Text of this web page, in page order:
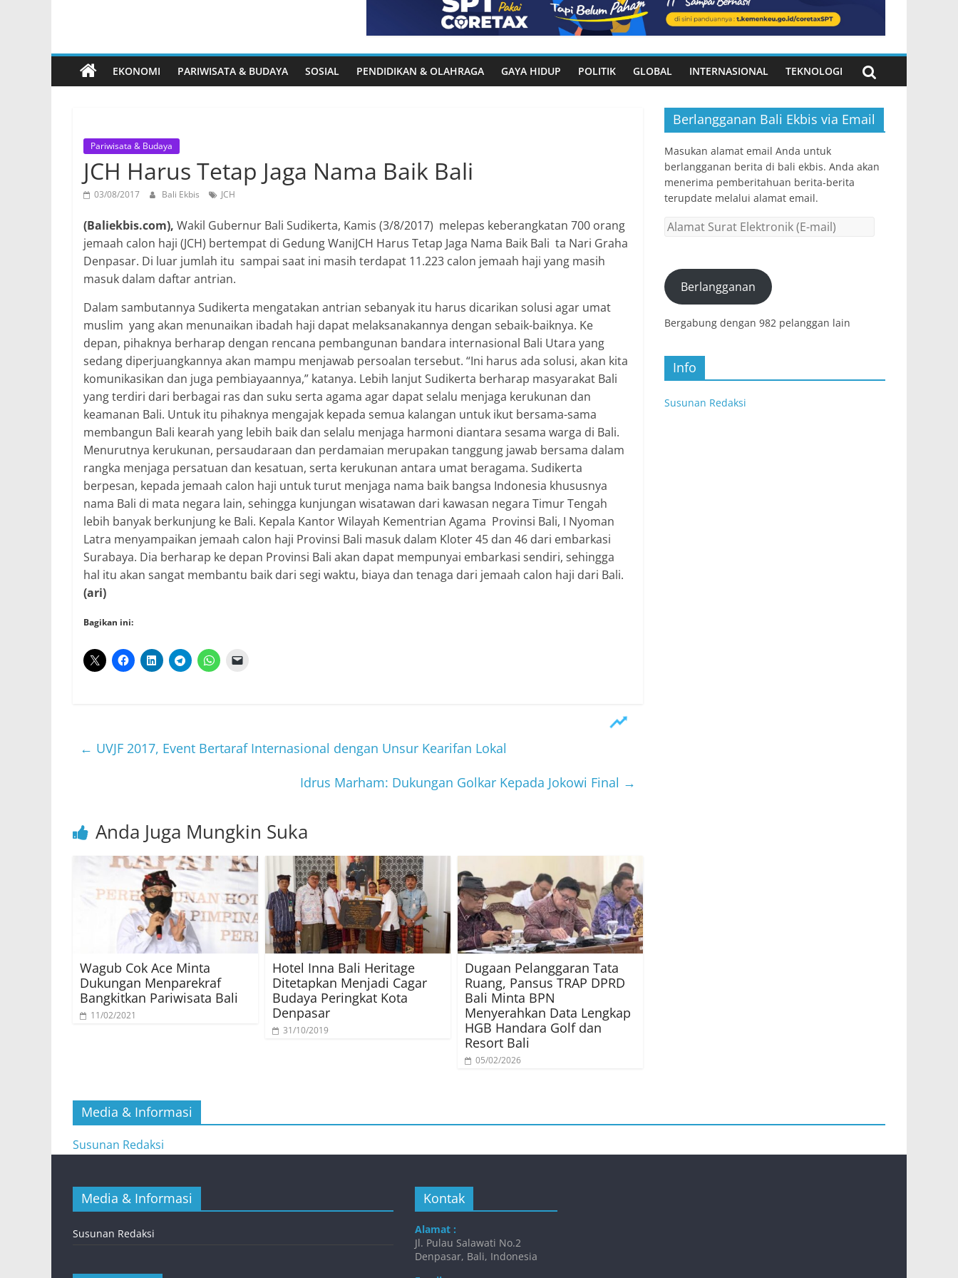
EKONOMI PARIWISATA & BUDAYA SOSIAL PENDIDIKAN & OLAHRAGA GAYA HIDUP POLITIK GLOBAL INTERNASIONAL TEKNOLOGI
Pariwisata & Budaya
JCH Harus Tetap Jaga Nama Baik Bali
03/08/2017 Bali Ekbis JCH
(Baliekbis.com), Wakil Gubernur Bali Sudikerta, Kamis (3/8/2017) melepas keberangkatan 700 orang
jemaah calon haji (JCH) bertempat di Gedung WaniJCH Harus Tetap Jaga Nama Baik Bali ta Nari Graha
Denpasar. Di luar jumlah itu sampai saat ini masih terdapat 11.223 calon jemaah haji yang masih
masuk dalam daftar antrian.
Dalam sambutannya Sudikerta mengatakan antrian sebanyak itu harus dicarikan solusi agar umat
muslim yang akan menunaikan ibadah haji dapat melaksanakannya dengan sebaik-baiknya. Ke
depan, pihaknya berharap dengan rencana pembangunan bandara internasional Bali Utara yang
sedang diperjuangkannya akan mampu menjawab persoalan tersebut. “Ini harus ada solusi, akan kita
komunikasikan dan juga pembiayaannya,” katanya. Lebih lanjut Sudikerta berharap masyarakat Bali
yang terdiri dari berbagai ras dan suku serta agama agar dapat selalu menjaga kerukunan dan
keamanan Bali. Untuk itu pihaknya mengajak kepada semua kalangan untuk ikut bersama-sama
membangun Bali kearah yang lebih baik dan selalu menjaga harmoni diantara sesama warga di Bali.
Menurutnya kerukunan, persaudaraan dan perdamaian merupakan tanggung jawab bersama dalam
rangka menjaga persatuan dan kesatuan, serta kerukunan antara umat beragama. Sudikerta
berpesan, kepada jemaah calon haji untuk turut menjaga nama baik bangsa Indonesia khususnya
nama Bali di mata negara lain, sehingga kunjungan wisatawan dari kawasan negara Timur Tengah
lebih banyak berkunjung ke Bali. Kepala Kantor Wilayah Kementrian Agama Provinsi Bali, I Nyoman
Latra menyampaikan jemaah calon haji Provinsi Bali masuk dalam Kloter 45 dan 46 dari embarkasi
Surabaya. Dia berharap ke depan Provinsi Bali akan dapat mempunyai embarkasi sendiri, sehingga
hal itu akan sangat membantu baik dari segi waktu, biaya dan tenaga dari jemaah calon haji dari Bali.
(ari)
Bagikan ini:
← UVJF 2017, Event Bertaraf Internasional dengan Unsur Kearifan Lokal
Idrus Marham: Dukungan Golkar Kepada Jokowi Final →
Anda Juga Mungkin Suka
Wagub Cok Ace Minta
Dukungan Menparekraf
Bangkitkan Pariwisata Bali
11/02/2021
Hotel Inna Bali Heritage
Ditetapkan Menjadi Cagar
Budaya Peringkat Kota
Denpasar
31/10/2019
Dugaan Pelanggaran Tata
Ruang, Pansus TRAP DPRD
Bali Minta BPN
Menyerahkan Data Lengkap
HGB Handara Golf dan
Resort Bali
05/02/2026
Berlangganan Bali Ekbis via Email
Masukan alamat email Anda untuk
berlangganan berita di bali ekbis. Anda akan
menerima pemberitahuan berita-berita
terupdate melalui alamat email.
Alamat
(E-
mail)Berlangganan
Bergabung dengan 982 pelanggan lain
Info
Susunan Redaksi
Media & Informasi
Susunan Redaksi
Media & Informasi
Susunan Redaksi
Kontak
Alamat :
Jl. Pulau Salawati No.2
Denpasar, Bali, Indonesia